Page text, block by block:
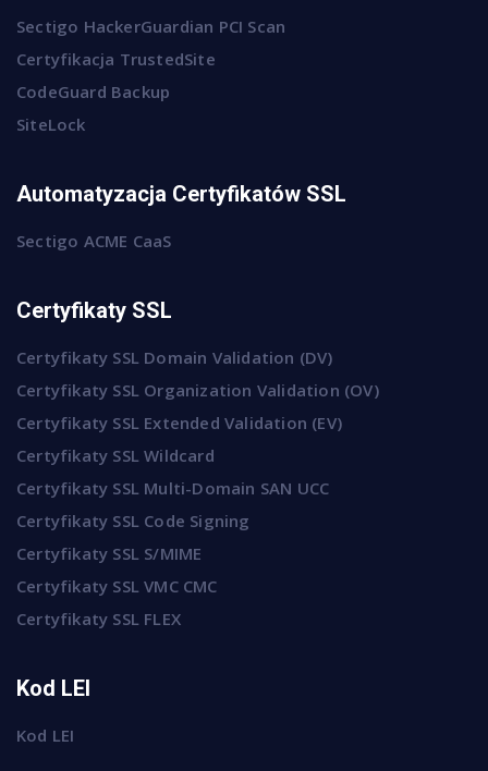
Sectigo HackerGuardian PCI Scan
Certyfikacja TrustedSite
CodeGuard Backup
SiteLock
Automatyzacja Certyfikatów SSL
Sectigo ACME CaaS
Certyfikaty SSL
Certyfikaty SSL Domain Validation (DV)
Certyfikaty SSL Organization Validation (OV)
Certyfikaty SSL Extended Validation (EV)
Certyfikaty SSL Wildcard
Certyfikaty SSL Multi-Domain SAN UCC
Certyfikaty SSL Code Signing
Certyfikaty SSL S/MIME
Certyfikaty SSL VMC CMC
Certyfikaty SSL FLEX
Kod LEI
Kod LEI